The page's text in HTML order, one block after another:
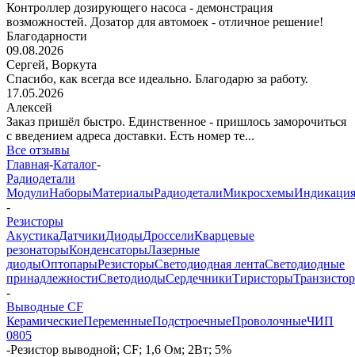
Контроллер дозирующего насоса - демонстрация
возможностей. Дозатор для автомоек - отличное решение!
Благодарности
09.08.2026
Сергей, Воркута
Спасибо, как всегда все идеально. Благодарю за работу.
17.05.2026
Алексей
Заказ пришёл быстро. Единственное - пришлось заморочиться
с введением адреса доставки. Есть номер те...
Все отзывы
Главная-Каталог-
Радиодетали
МодулиНаборыМатериалыРадиодеталиМикросхемыИндикация
-
Резисторы
АкустикаДатчикиДиодыДросселиКварцевые
резонаторыКонденсаторыЛазерные
диодыОптопарыРезисторыСветодиодная лентаСветодиодные
принадлежностиСветодиодыСердечникиТиристоры
-
Выводные CF
КерамическиеПеременныеПодстроечныеПроволочныеЧИП
0805
-Резистор выводной; CF; 1,6 Ом; 2Вт; 5%